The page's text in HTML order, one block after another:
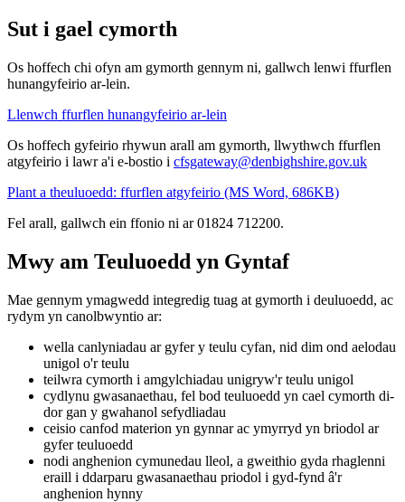
Sut i gael cymorth
Os hoffech chi ofyn am gymorth gennym ni, gallwch lenwi ffurflen
hunangyfeirio ar-lein.
Llenwch ffurflen hunangyfeirio ar-lein
Os hoffech gyfeirio rhywun arall am gymorth, llwythwch ffurflen
atgyfeirio i lawr a'i e-bostio i cfsgateway@denbighshire.gov.uk
Plant a theuluoedd: ffurflen atgyfeirio (MS Word, 686KB)
Fel arall, gallwch ein ffonio ni ar 01824 712200.
Mwy am Teuluoedd yn Gyntaf
Mae gennym ymagwedd integredig tuag at gymorth i deuluoedd, ac
rydym yn canolbwyntio ar:
wella canlyniadau ar gyfer y teulu cyfan, nid dim ond aelodau
unigol o'r teulu
teilwra cymorth i amgylchiadau unigryw'r teulu unigol
cydlynu gwasanaethau, fel bod teuluoedd yn cael cymorth di-
dor gan y gwahanol sefydliadau
ceisio canfod materion yn gynnar ac ymyrryd yn briodol ar
gyfer teuluoedd
nodi anghenion cymunedau lleol, a gweithio gyda rhaglenni
eraill i ddarparu gwasanaethau priodol i gyd-fynd â'r
anghenion hynny